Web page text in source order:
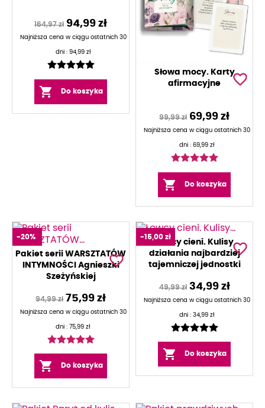
164,97 zł 94,99 zł
Najniższa cena w ciągu ostatnich 30
dni : 94,99 zł
 Do koszyka
Słowa mocy. Karty
afirmacyjne
99,99 zł 69,99 zł
Najniższa cena w ciągu ostatnich 30
dni : 69,99 zł
 Do koszyka
favorite_border
Pakiet serii WARSZTATÓW
INTYMNOŚCI Agnieszki
Szeżyńskiej
94,99 zł 75,99 zł
Najniższa cena w ciągu ostatnich 30
dni : 75,99 zł
-20%
 Do koszyka
favorite_border
Łowcy cieni. Kulisy
działania najbardziej
tajemniczej jednostki
autografem
49,99 zł 34,99 zł
Najniższa cena w ciągu ostatnich 30
dni : 34,99 zł
-15,00 zł
 Do koszyka
favorite_border
Newsletter